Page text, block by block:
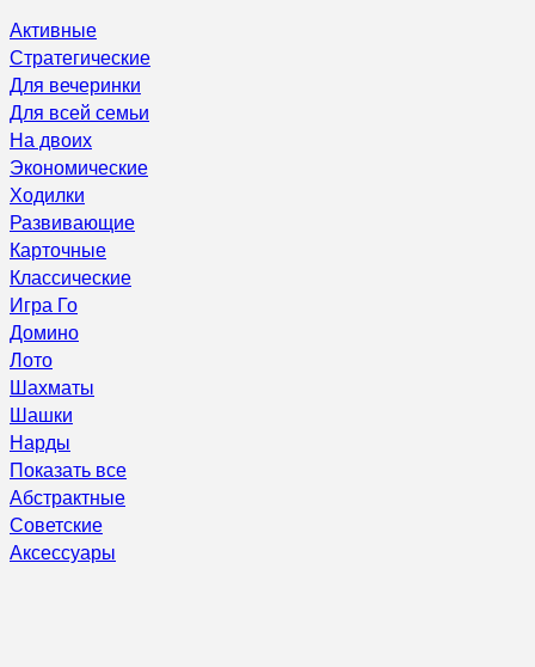
Активные
Стратегические
Для вечеринки
Для всей семьи
На двоих
Экономические
Ходилки
Развивающие
Карточные
Классические
Игра Го
Домино
Лото
Шахматы
Шашки
Нарды
Показать все
Абстрактные
Советские
Аксессуары